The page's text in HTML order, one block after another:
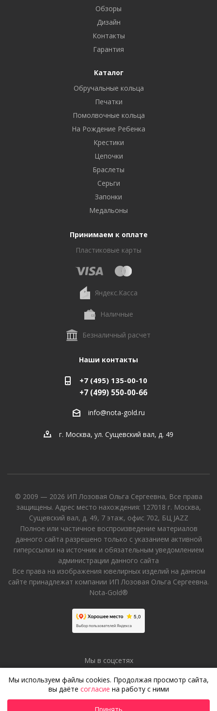
Обзоры
Дизайн
Контакты
Гарантия
Каталог
Обручальные кольца
Печатки
Помолвочные кольца
На Рождение Ребенка
Крестики
Цепочки
Браслеты
Серьги
Запонки
Медальоны
Принимаем к оплате
Пластиковые карты
Яндекс.Касса
Наличные
Безналичный расчет
Наши контакты
+7 (495) 135-00-10
+7 (499) 550-00-66
info@nota-gold.ru
г. Москва, ул. Сущевский вал, д. 49
© 2009 — 2026 ИП Лозовая Ольга Сергеевна, Все права
защищены. Адрес место нахождения: 127018 г. Москва,
Сущевский вал, д. 49, 7 этаж, офис 702, БЦ JAZZ
Полное или частичное воспроизведение материалов
данного сайта разрешено только с указанием активной
гиперссылки на источник и обязательным уведомлением
администрации данного сайта
Все права на изображения ювелирных изделий на данном
сайте принадлежат компании ИП Лозовая Ольга Сергеевна.
Nota-Gold®
Мы в соцсетях
Мы используем файлы cookies. Продолжая просмотр сайта,
вы даёте согласие на работу с ними